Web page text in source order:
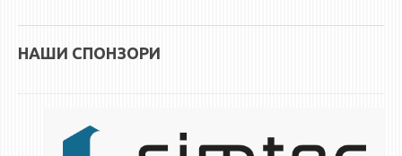
ЕКВИВАЛЕНЦИИ ОД СТАРИ СТУДИСКИ ПРОГРАМИ
СТУДЕНТСКА СЛУЖБА
НАШИ СПОНЗОРИ